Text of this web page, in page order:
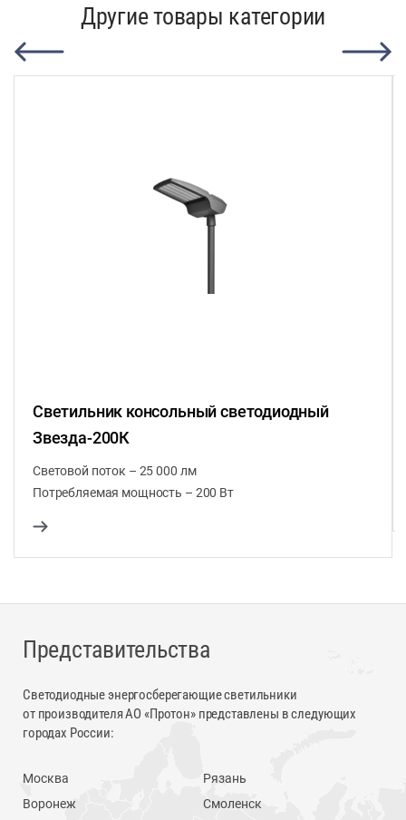
Другие товары категории
Светильник консольный светодиодный
Звезда-200К
Световой поток – 25 000 лм
Потребляемая мощность – 200 Вт
Представительства
Светодиодные энергосберегающие светильники
от производителя АО «Протон» представлены в следующих
городах России:
Москва
Воронеж
Рязань
Смоленск